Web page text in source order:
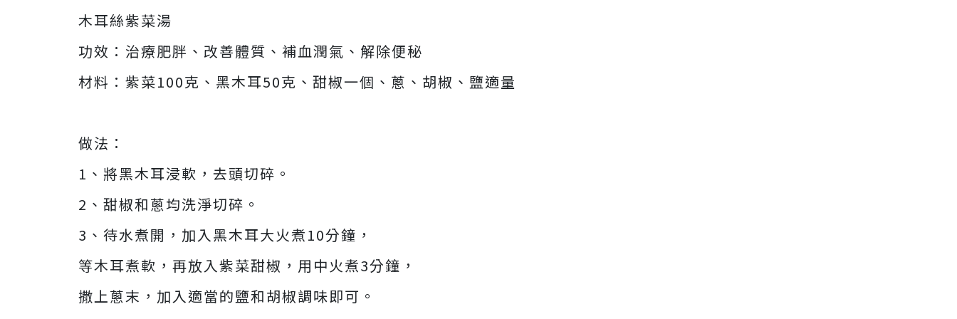
木耳絲紫菜湯
功效：治療肥胖、改善體質、補血潤氣、解除便秘
材料：紫菜100克、黑木耳50克、甜椒一個、蔥、胡椒、鹽適量
做法：
1、將黑木耳浸軟，去頭切碎。
2、甜椒和蔥均洗淨切碎。
3、待水煮開，加入黑木耳大火煮10分鐘，
等木耳煮軟，再放入紫菜甜椒，用中火煮3分鐘，
撒上蔥末，加入適當的鹽和胡椒調味即可。